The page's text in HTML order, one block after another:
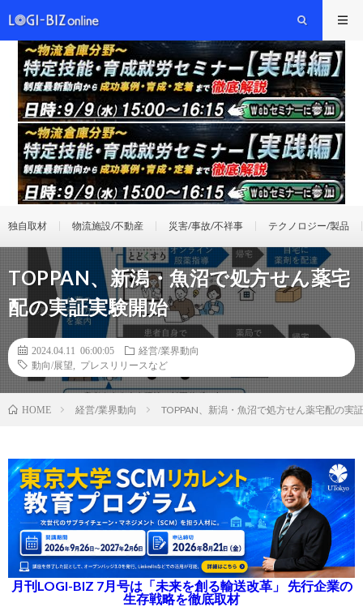
独自取材 物流施設/不動産 災害/事故/不祥事 テクノロジー/製品
TOPPAN、新潟・魚沼で処方せん薬宅
配の実証実験開始
2024.04.11 06:00:05
経営/業界動向
動向/展望
プレスリリースなど
HOME 経営/業界動向 TOPPAN、新潟・魚沼で処方せん薬宅配の実
月刊LOGI-BIZ 7月号は「未来を創る輸送改革」 先行企業の
生存戦略を徹底取材